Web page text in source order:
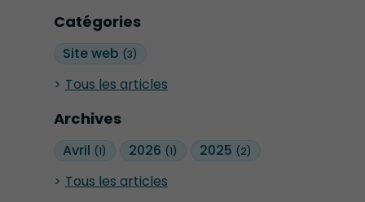
Catégories
Site web (3)
Tous les articles
Archives
Avril (1) 2026 (1) 2025 (2)
Tous les articles